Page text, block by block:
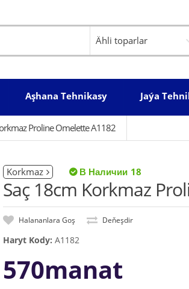
Aşhana Tehnikasy Jaýa
Proline Omelette A1182
Korkmaz 18
Saç 18cm Korkmaz
Halananlara Goş Deňeşdir
Haryt Kody: A1182
570manat